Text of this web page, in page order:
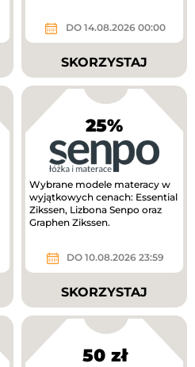
DO 14.08.2026 00:00
SKORZYSTAJ
25%
Wybrane modele materacy w
wyjątkowych cenach: Essential
Zikssen, Lizbona Senpo oraz
Graphen Zikssen.
DO 10.08.2026 23:59
SKORZYSTAJ
50 zł